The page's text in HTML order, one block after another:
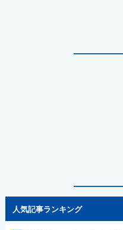
人気記事ランキング